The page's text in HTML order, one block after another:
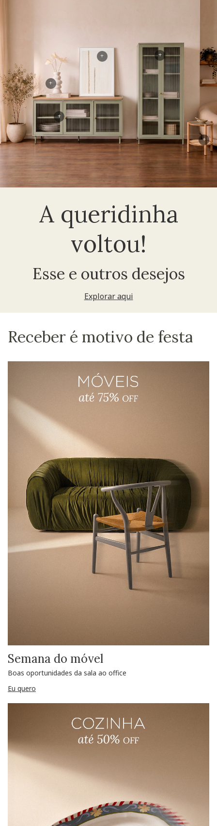
A queridinha
voltou!
Esse e outros desejos
Explorar aqui
+
+
+
+
+
Receber é motivo de festa
Semana do móvel
Boas oportunidades da sala ao office
Eu quero